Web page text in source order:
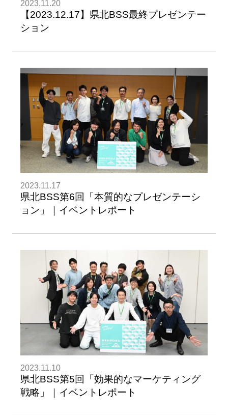
2023.11.20
【2023.12.17】県北BSS最終プレゼンテー
ション
2023.11.17
県北BSS第6回「本質的なプレゼンテーシ
ョン」｜イベントレポート
2023.11.10
県北BSS第5回「効果的なマーケティング
戦略」｜イベントレポート